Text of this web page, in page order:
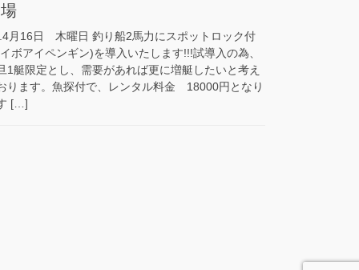
月16日 木曜日 釣り船2馬力にスポットロック付
ボアイペンギン)を導入いたします!!!試導入の為、
1艇限定とし、需要があれば更に増艇したいと考え
ります。魚探付で、レンタル料金 18000円となり
[…]